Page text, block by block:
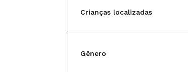
Crianças localizadas
Gênero